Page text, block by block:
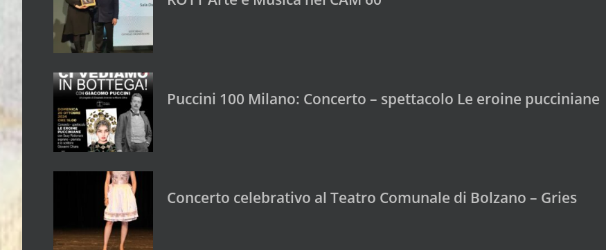
Puccini 100 Milano: Concerto – spettacolo Le eroine pucciniane
Concerto celebrativo al Teatro Comunale di Bolzano – Gries